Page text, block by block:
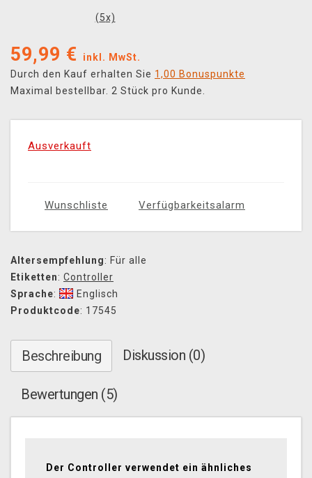
(5x)
59,99 €
inkl. MwSt.
Durch den Kauf erhalten Sie 1,00 Bonuspunkte
Maximal bestellbar. 2 Stück pro Kunde.
Ausverkauft
Wunschliste Verfügbarkeitsalarm
Altersempfehlung: Für alle
Etiketten: Controller
Sprache:
Englisch
Produktcode: 17545
Beschreibung Diskussion (0)
Bewertungen (5)
Der Controller verwendet ein ähnliches